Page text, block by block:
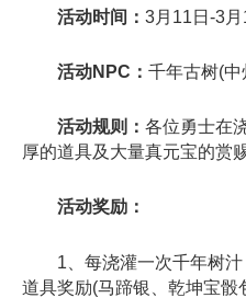
活动时间： 3月11日-3月
活动NPC： 千年古树(
活动规则： 各位勇士在
厚的道具及大量真元宝的赏
活动奖励：
1、每浇灌一次千年树汁
道具奖励(马蹄银、乾坤宝